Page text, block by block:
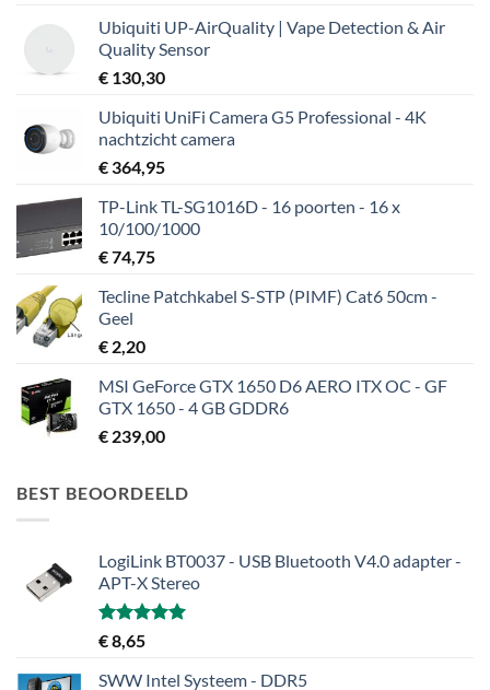
Ubiquiti UP-AirQuality | Vape Detection & Air
Quality Sensor
€ 130,30
Ubiquiti UniFi Camera G5 Professional - 4K
nachtzicht camera
€ 364,95
TP-Link TL-SG1016D - 16 poorten - 16 x
10/100/1000
€74,75
Tecline Patchkabel S-STP (PIMF) Cat6 50cm -
Geel
€ 2,20
MSI GeForce GTX 1650 D6 AERO ITX OC - GF
GTX 1650 - 4 GB GDDR6
€ 239,00
BEST BEOORDEELD
LogiLink BT0037 - USB Bluetooth V4.0 adapter -
APT-X Stereo
Gewaardeerd
5.00
€8,65
SWW Intel Systeem - DDR5